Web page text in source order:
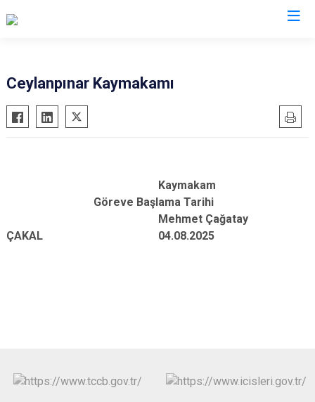
Ceylanpınar Kaymakamı
Kaymakam
Göreve Başlama Tarihi
Mehmet Çağatay
ÇAKAL 04.08.2025